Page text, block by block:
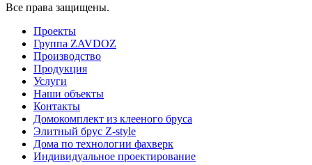
Все права защищены.
Проекты
Группа ZAVDOZ
Производство
Продукция
Услуги
Наши объекты
Контакты
Домокомплект из клееного бруса
Элитный брус Z-style
Дома по технологии фахверк
Индивидуальное проектирование